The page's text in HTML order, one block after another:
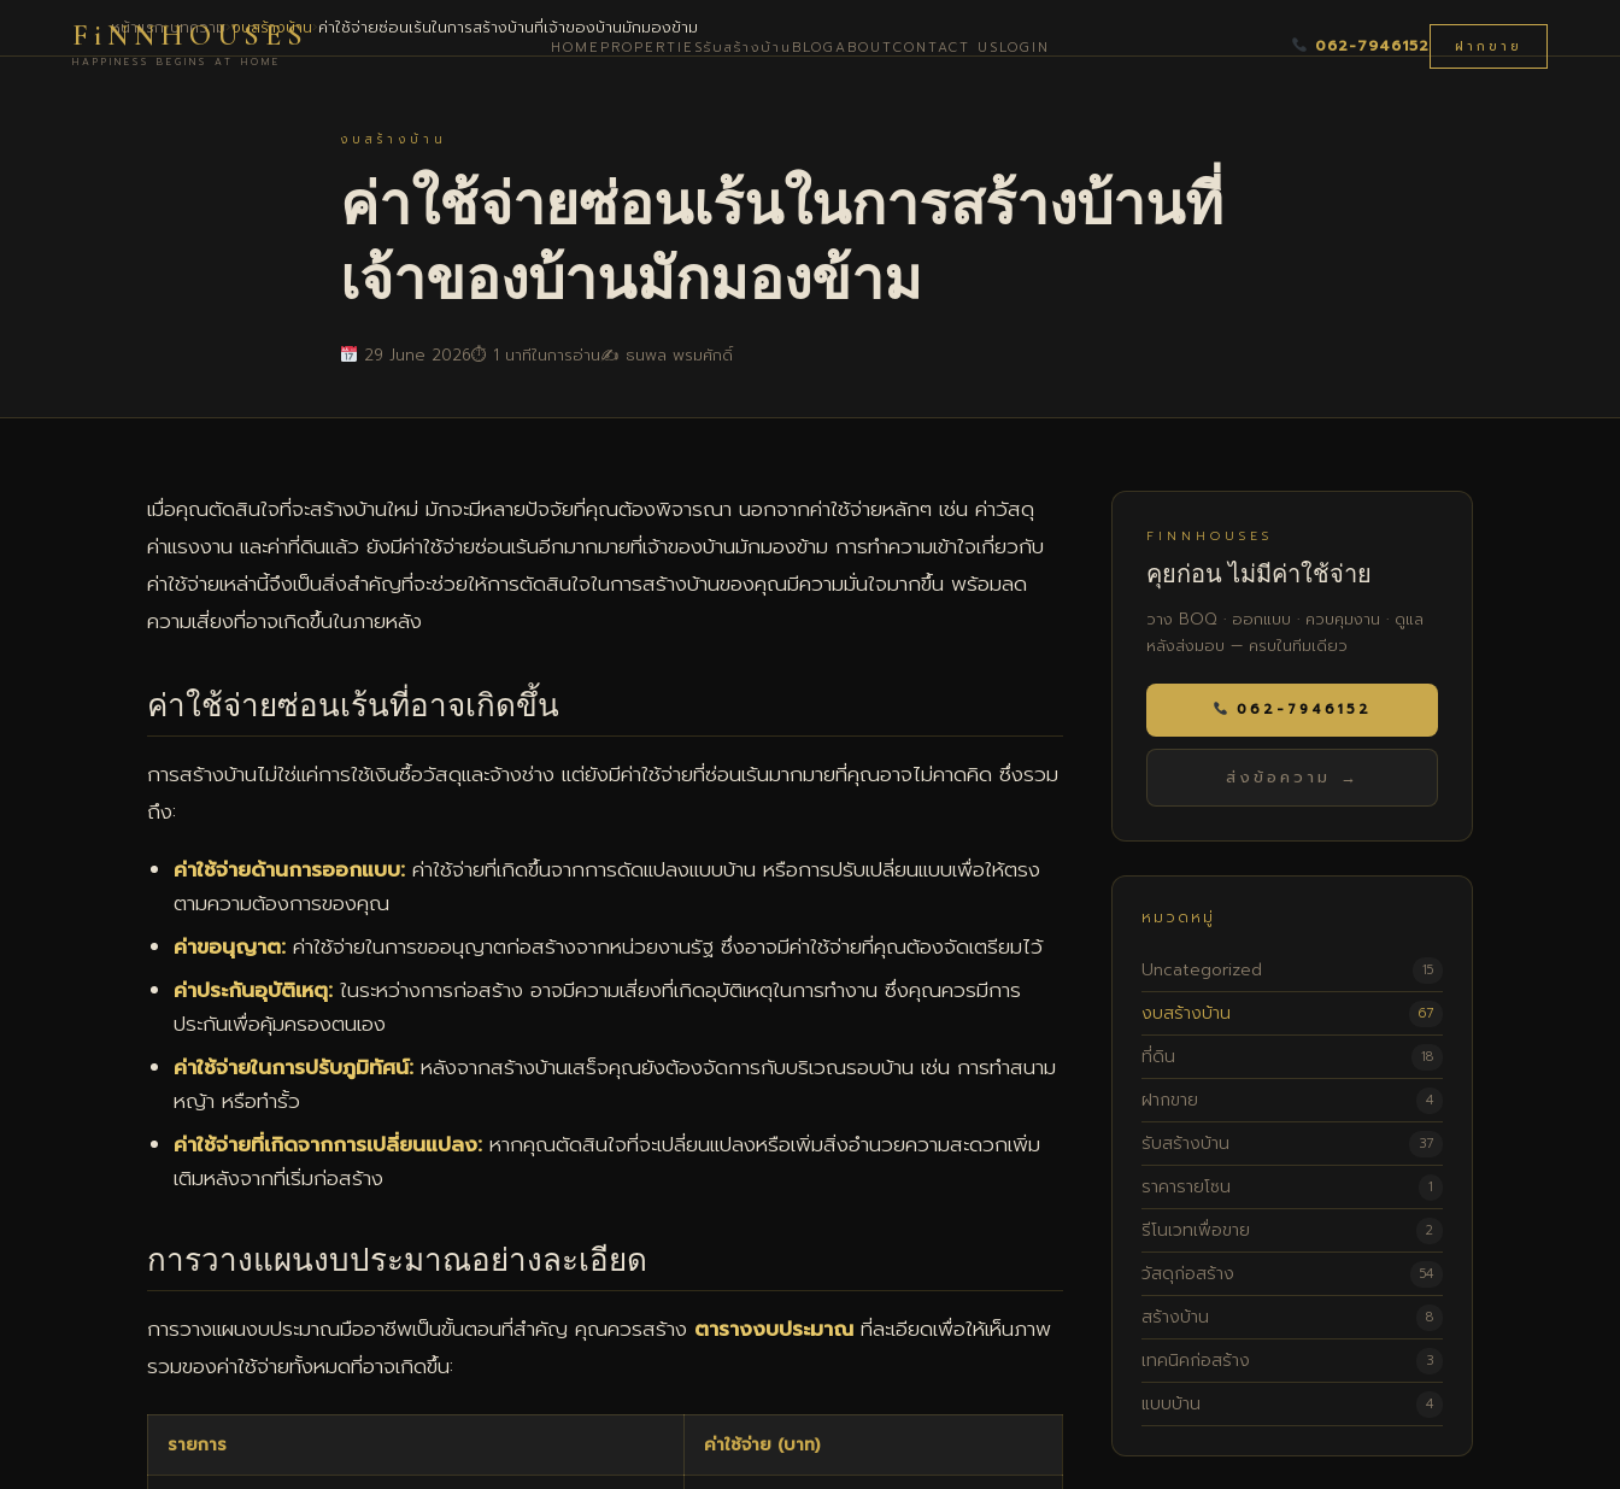
FiNNHOUSES
HAPPINESS BEGINS AT HOME
HOME PROPERTIESรับสร้างบ้าน BLOGABOUTCONTACT USLOGIN 062-7946152 ฝากขาย
หน้าแรก›บทความ›งบสร้างบ้าน›ค่าใช้จ่ายซ่อนเร้นในการสร้างบ้านที่เจ้าของบ้านมักมองข้าม
งบสร้างบ้าน
ค่าใช้จ่ายซ่อนเร้นในการสร้างบ้านที่
เจ้าของบ้านมักมองข้าม
29 June 2026⏱ 1 นาทีในการอ่าน✍️ ธนพล พรมศักดิ์
FINNHOUSES
คุยก่อน ไม่มีค่าใช้จ่าย
วาง BOQ · ออกแบบ · ควบคุมงาน · ดูแล
หลังส่งมอบ — ครบในทีมเดียว
062-7946152
ส่งข้อความ →
หมวดหมู่
Uncategorized 15
งบสร้างบ้าน 67
ที่ดิน 18
ฝากขาย 4
รับสร้างบ้าน 37
ราคารายโซน 1
รีโนเวทเพื่อขาย 2
วัสดุก่อสร้าง 54
สร้างบ้าน 8
เทคนิคก่อสร้าง 3
แบบบ้าน 4
เมื่อคุณตัดสินใจที่จะสร้างบ้านใหม่ มักจะมีหลายปัจจัยที่คุณต้องพิจารณา นอกจากค่าใช้จ่ายหลักๆ เช่น ค่าวัสดุ
ค่าแรงงาน และค่าที่ดินแล้ว ยังมีค่าใช้จ่ายซ่อนเร้นอีกมากมายที่เจ้าของบ้านมักมองข้าม การทำความเข้าใจเกี่ยวกับ
ค่าใช้จ่ายเหล่านี้จึงเป็นสิ่งสำคัญที่จะช่วยให้การตัดสินใจในการสร้างบ้านของคุณมีความมั่นใจมากขึ้น พร้อมลด
ความเสี่ยงที่อาจเกิดขึ้นในภายหลัง
ค่าใช้จ่ายซ่อนเร้นที่อาจเกิดขึ้น
การสร้างบ้านไม่ใช่แค่การใช้เงินซื้อวัสดุและจ้างช่าง แต่ยังมีค่าใช้จ่ายที่ซ่อนเร้นมากมายที่คุณอาจไม่คาดคิด ซึ่งรวม
ถึง:
ค่าใช้จ่ายด้านการออกแบบ: ค่าใช้จ่ายที่เกิดขึ้นจากการดัดแปลงแบบบ้าน หรือการปรับเปลี่ยนแบบเพื่อให้ตรง
ตามความต้องการของคุณ
ค่าขอนุญาต: ค่าใช้จ่ายในการขออนุญาตก่อสร้างจากหน่วยงานรัฐ ซึ่งอาจมีค่าใช้จ่ายที่คุณต้องจัดเตรียมไว้
ค่าประกันอุบัติเหตุ: ในระหว่างการก่อสร้าง อาจมีความเสี่ยงที่เกิดอุบัติเหตุในการทำงาน ซึ่งคุณควรมีการ
ประกันเพื่อคุ้มครองตนเอง
ค่าใช้จ่ายในการปรับภูมิทัศน์: หลังจากสร้างบ้านเสร็จคุณยังต้องจัดการกับบริเวณรอบบ้าน เช่น การทำสนาม
หญ้า หรือทำรั้ว
ค่าใช้จ่ายที่เกิดจากการเปลี่ยนแปลง: หากคุณตัดสินใจที่จะเปลี่ยนแปลงหรือเพิ่มสิ่งอำนวยความสะดวกเพิ่ม
เติมหลังจากที่เริ่มก่อสร้าง
การวางแผนงบประมาณอย่างละเอียด
การวางแผนงบประมาณมืออาชีพเป็นขั้นตอนที่สำคัญ คุณควรสร้าง ตารางงบประมาณ ที่ละเอียดเพื่อให้เห็นภาพ
รวมของค่าใช้จ่ายทั้งหมดที่อาจเกิดขึ้น:
รายการ ค่าใช้จ่าย (บาท)